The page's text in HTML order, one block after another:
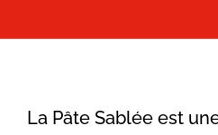
La Pâte Sablée est